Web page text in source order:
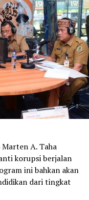
A. Taha
korupsi berjalan
ini bahkan akan
dari tingkat